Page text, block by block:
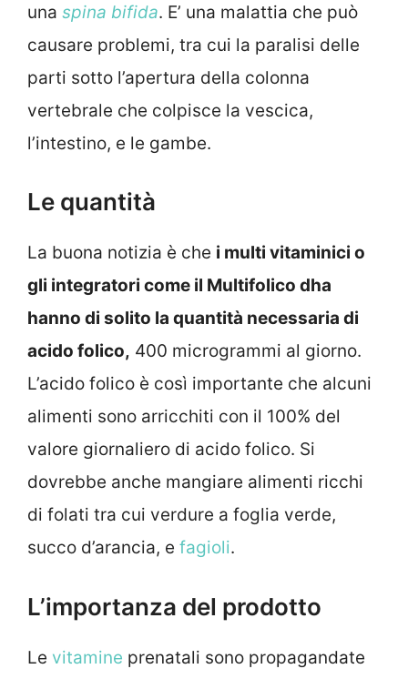
una spina bifida. E’ una malattia che può
causare problemi, tra cui la paralisi delle
parti sotto l’apertura della colonna
vertebrale che colpisce la vescica,
l’intestino, e le gambe.
Le quantità
La buona notizia è che i multi vitaminici o
gli integratori come il Multifolico dha
hanno di solito la quantità necessaria di
acido folico, 400 microgrammi al giorno.
L’acido folico è così importante che alcuni
alimenti sono arricchiti con il 100% del
valore giornaliero di acido folico. Si
dovrebbe anche mangiare alimenti ricchi
di folati tra cui verdure a foglia verde,
succo d’arancia, e fagioli.
L’importanza del prodotto
Le vitamine prenatali sono propagandate